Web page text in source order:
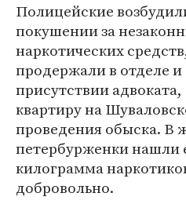
Полицейские
покушении за
наркотических
продержали в отделе
присутствии адвоката,
квартиру на
проведения обыска. В
петербурженки нашли
килограмма
добровольно.